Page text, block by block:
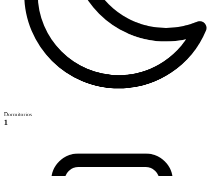
Dormitorios
1